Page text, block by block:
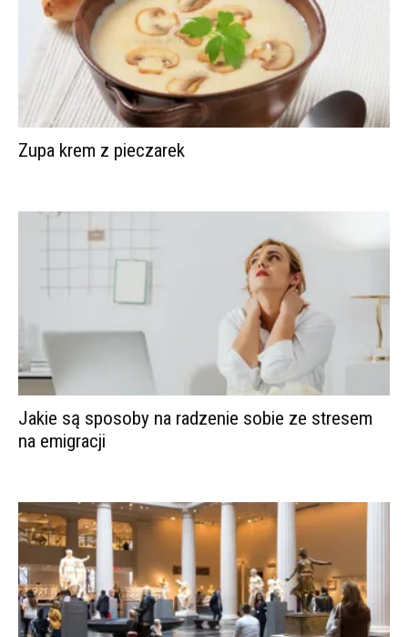
Zupa krem z pieczarek
Jakie są sposoby na radzenie sobie ze stresem
na emigracji